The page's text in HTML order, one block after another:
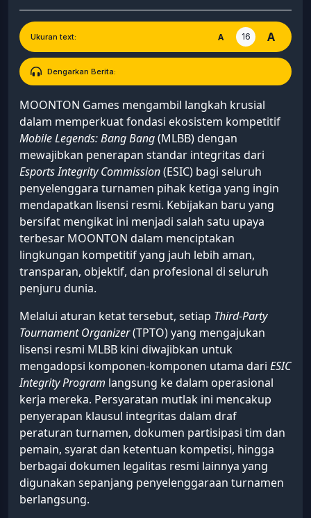
Ukuran text: A 16 A
Dengarkan Berita:
MOONTON Games mengambil langkah krusial
dalam memperkuat fondasi ekosistem kompetitif
Mobile Legends: Bang Bang(MLBB) dengan
mewajibkan penerapan standar integritas dari
Esports Integrity Commission(ESIC) bagi seluruh
penyelenggara turnamen pihak ketiga yang ingin
mendapatkan lisensi resmi. Kebijakan baru yang
bersifat mengikat ini menjadi salah satu upaya
terbesar MOONTON dalam menciptakan
lingkungan kompetitif yang jauh lebih aman,
transparan, objektif, dan profesional di seluruh
penjuru dunia.
Melalui aturan ketat tersebut, setiap Third-Party
Tournament Organizer(TPTO) yang mengajukan
lisensi resmi MLBB kini diwajibkan untuk
mengadopsi komponen-komponen utama dari ESIC
Integrity Program langsung ke dalam operasional
kerja mereka. Persyaratan mutlak ini mencakup
penyerapan klausul integritas dalam draf
peraturan turnamen, dokumen partisipasi tim dan
pemain, syarat dan ketentuan kompetisi, hingga
berbagai dokumen legalitas resmi lainnya yang
digunakan sepanjang penyelenggaraan turnamen
berlangsung.